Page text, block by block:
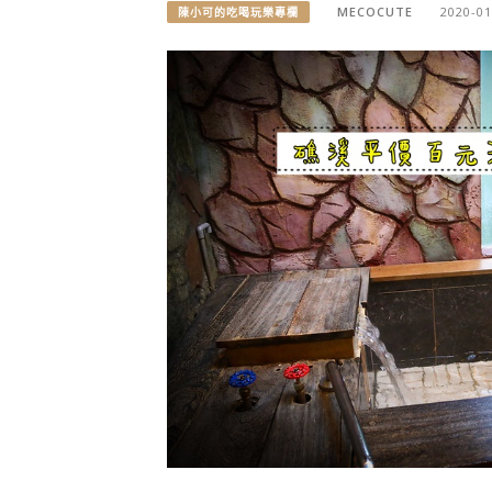
陳小可的吃喝玩樂專欄 MECOCUTE 2020-